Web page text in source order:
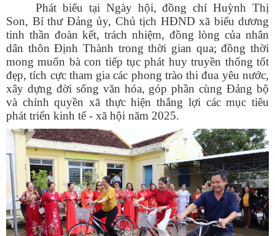
Phát biểu tại Ngày hội, đồng chí Huỳnh Thị
Son, Bí thư Đảng ủy, Chủ tịch HĐND xã biểu dương
tinh thần đoàn kết, trách nhiệm, đồng lòng của nhân
dân thôn Định Thành trong thời gian qua; đồng thời
mong muốn bà con tiếp tục phát huy truyền thống tốt
đẹp, tích cực tham gia các phong trào thi đua yêu nước,
xây dựng đời sống văn hóa, góp phần cùng Đảng bộ
và chính quyền xã thực hiện thắng lợi các mục tiêu
phát triển kinh tế - xã hội năm 2025.